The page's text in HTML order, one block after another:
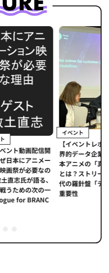
ベント動画配信開
日本にアニメー
画祭が必要なの
直志氏が語る、
うための次の一
for BRANC
イベント
【イベントレポ
界的データ企業
本アニメの「真
とは？ストリー
代の羅針盤「デ
重要性